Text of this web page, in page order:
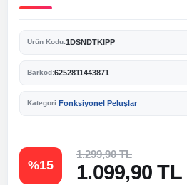
Ürün Kodu:1DSNDTKIPP
Barkod:6252811443871
Kategori:Fonksiyonel Peluşlar
%15
1.299,90 TL
1.099,90 TL